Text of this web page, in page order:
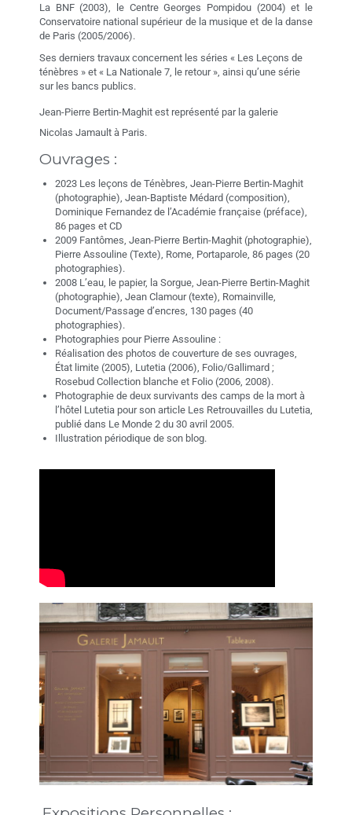
La BNF (2003), le Centre Georges Pompidou (2004) et le
Conservatoire national supérieur de la musique et de la danse
de Paris (2005/2006).
Ses derniers travaux concernent les séries « Les Leçons de
ténèbres » et « La Nationale 7, le retour », ainsi qu’une série
sur les bancs publics.
Jean-Pierre Bertin-Maghit est représenté par la galerie
Nicolas Jamault à Paris.
Ouvrages :
2023 Les leçons de Ténèbres, Jean-Pierre Bertin-Maghit
(photographie), Jean-Baptiste Médard (composition),
Dominique Fernandez de l’Académie française (préface),
86 pages et CD
2009 Fantômes, Jean-Pierre Bertin-Maghit (photographie),
Pierre Assouline (Texte), Rome, Portaparole, 86 pages (20
photographies).
2008 L’eau, le papier, la Sorgue, Jean-Pierre Bertin-Maghit
(photographie), Jean Clamour (texte), Romainville,
Document/Passage d’encres, 130 pages (40
photographies).
Photographies pour Pierre Assouline :
Réalisation des photos de couverture de ses ouvrages,
État limite (2005), Lutetia (2006), Folio/Gallimard ;
Rosebud Collection blanche et Folio (2006, 2008).
Photographie de deux survivants des camps de la mort à
l’hôtel Lutetia pour son article Les Retrouvailles du Lutetia,
publié dans Le Monde 2 du 30 avril 2005.
Illustration périodique de son blog.